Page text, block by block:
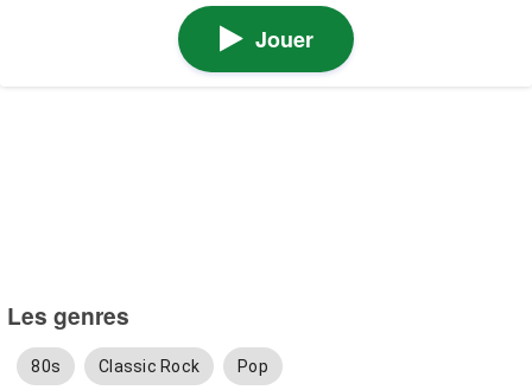
Jouer
Les genres
80s Classic Rock Pop